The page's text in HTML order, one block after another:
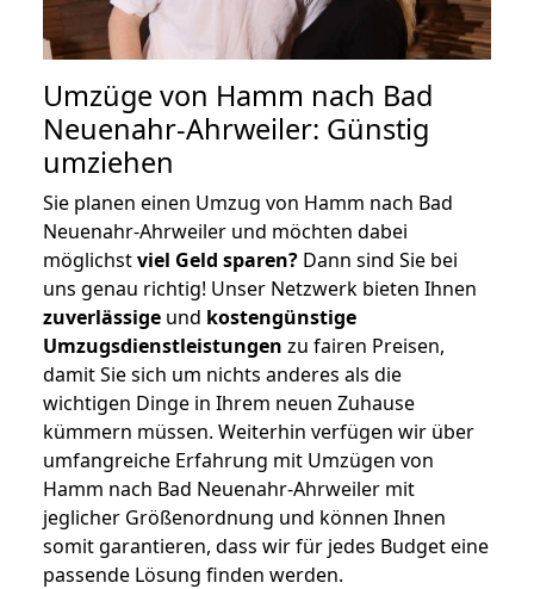
Umzüge von Hamm nach Bad
Neuenahr-Ahrweiler: Günstig
umziehen
Sie planen einen Umzug von Hamm nach Bad
Neuenahr-Ahrweiler und möchten dabei
möglichstviel Geld sparen? Dann sind Sie bei
uns genau richtig! Unser Netzwerk bieten Ihnen
zuverlässige und kostengünstige
Umzugsdienstleistungen zu fairen Preisen,
damit Sie sich um nichts anderes als die
wichtigen Dinge in Ihrem neuen Zuhause
kümmern müssen. Weiterhin verfügen wir über
umfangreiche Erfahrung mit Umzügen von
Hamm nach Bad Neuenahr-Ahrweiler mit
jeglicher Größenordnung und können Ihnen
somit garantieren, dass wir für jedes Budget eine
passende Lösung finden werden.